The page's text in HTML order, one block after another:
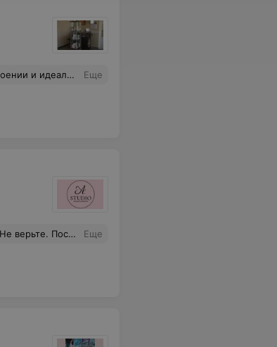
ресницами. Еще
с точностью все наоборот.... Никому не рекомендую. Испортили год отрощеных волос... Еще